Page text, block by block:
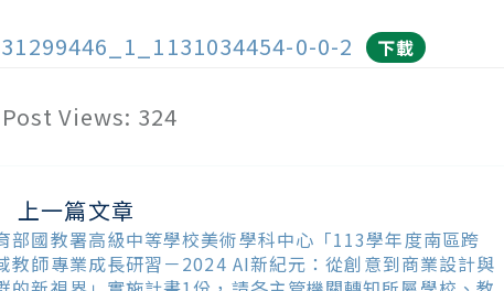
0-0-2 下載
Post Views: 324
上一篇文章
部國教署高級中等學校美術學科中心「113學年度南區跨
教師專業成長研習－2024 AI新紀元：從創意到商業設計與